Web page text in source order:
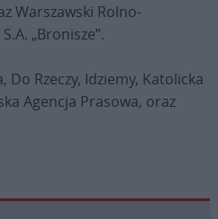
Warszawski Rolno-
„Bronisze”.
Rzeczy, Idziemy, Katolicka
Agencja Prasowa, oraz